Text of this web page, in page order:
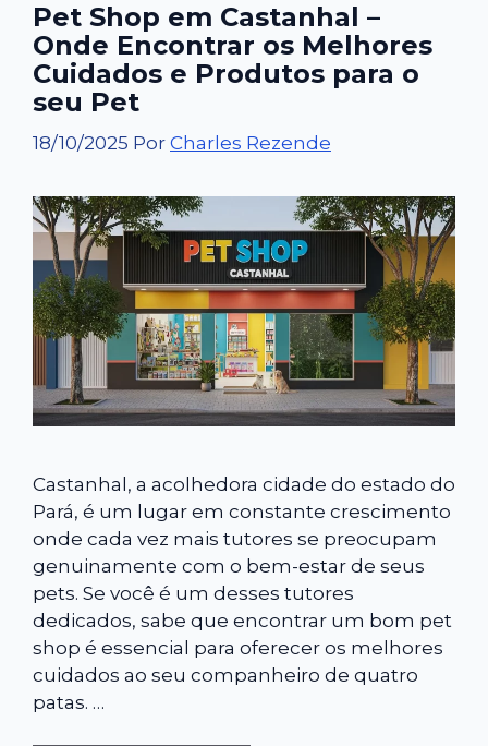
Pet Shop em Castanhal –
Onde Encontrar os Melhores
Cuidados e Produtos para o
seu Pet
18/10/2025 Por Charles Rezende
Castanhal, a acolhedora cidade do estado do
Pará, é um lugar em constante crescimento
onde cada vez mais tutores se preocupam
genuinamente com o bem-estar de seus
pets. Se você é um desses tutores
dedicados, sabe que encontrar um bom pet
shop é essencial para oferecer os melhores
cuidados ao seu companheiro de quatro
patas. …